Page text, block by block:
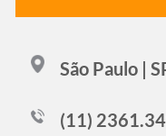
São Paulo |
(11)